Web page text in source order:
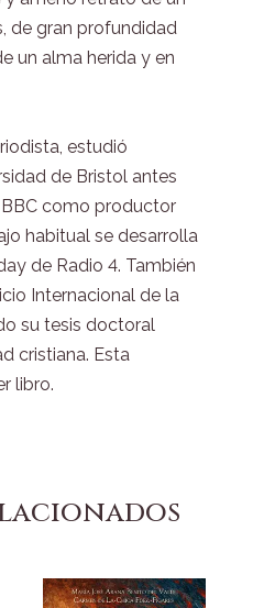
de gran profundidad
un alma herida y en
estudió
de Bristol antes
como productor
habitual se desarrolla
de Radio 4. También
Internacional de la
su tesis doctoral
cristiana. Esta
libro.